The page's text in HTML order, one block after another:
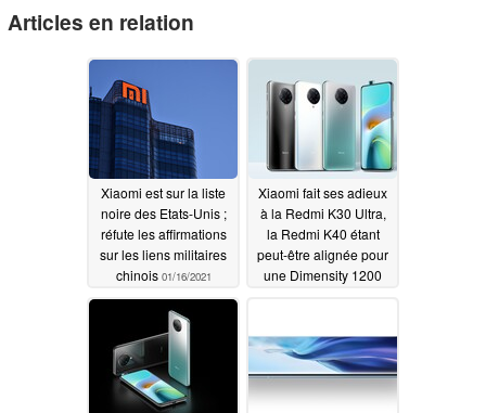
Articles en relation
Xiaomi est sur la liste
noire des Etats-Unis ;
réfute les affirmations
sur les liens militaires
chinois 01/16/2021
Xiaomi fait ses adieux
à la Redmi K30 Ultra,
la Redmi K40 étant
peut-être alignée pour
une Dimensity 1200